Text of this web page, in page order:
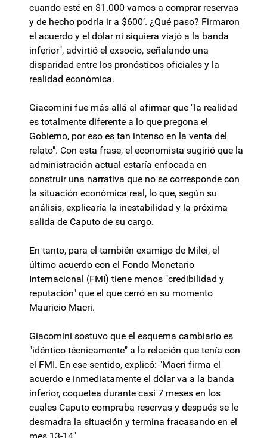
cuando esté en $1.000 vamos a comprar reservas
y de hecho podría ir a $600’. ¿Qué paso? Firmaron
el acuerdo y el dólar ni siquiera viajó a la banda
inferior", advirtió el exsocio, señalando una
disparidad entre los pronósticos oficiales y la
realidad económica.
Giacomini fue más allá al afirmar que "la realidad
es totalmente diferente a lo que pregona el
Gobierno, por eso es tan intenso en la venta del
relato". Con esta frase, el economista sugirió que la
administración actual estaría enfocada en
construir una narrativa que no se corresponde con
la situación económica real, lo que, según su
análisis, explicaría la inestabilidad y la próxima
salida de Caputo de su cargo.
En tanto, para el también examigo de Milei, el
último acuerdo con el Fondo Monetario
Internacional (FMI) tiene menos "credibilidad y
reputación" que el que cerró en su momento
Mauricio Macri.
Giacomini sostuvo que el esquema cambiario es
"idéntico técnicamente" a la relación que tenía con
el FMI. En ese sentido, explicó: "Macri firma el
acuerdo e inmediatamente el dólar va a la banda
inferior, coquetea durante casi 7 meses en los
cuales Caputo compraba reservas y después se le
desmadra la situación y termina fracasando en el